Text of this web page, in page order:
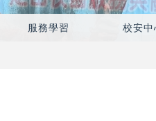
服務學習 校安中